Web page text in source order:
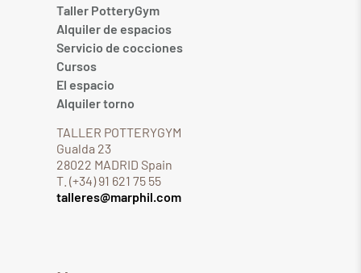
Taller PotteryGym
Alquiler de espacios
Servicio de cocciones
Cursos
El espacio
Alquiler torno
TALLER POTTERYGYM
Gualda 23
28022 MADRID Spain
T. (+34) 91 621 75 55
talleres@marphil.com